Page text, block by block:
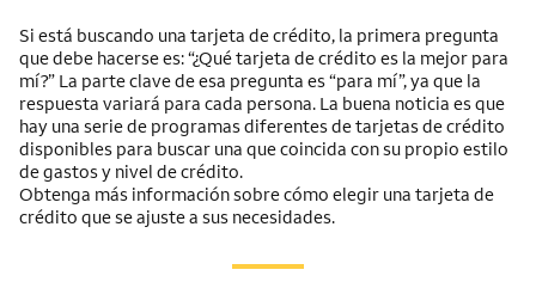
Si está buscando una tarjeta de crédito, la primera pregunta
que debe hacerse es: “¿Qué tarjeta de crédito es la mejor para
mí?” La parte clave de esa pregunta es “para mí”, ya que la
respuesta variará para cada persona. La buena noticia es que
hay una serie de programas diferentes de tarjetas de crédito
disponibles para buscar una que coincida con su propio estilo
de gastos y nivel de crédito.
Obtenga más información sobre cómo elegir una tarjeta de
crédito que se ajuste a sus necesidades.